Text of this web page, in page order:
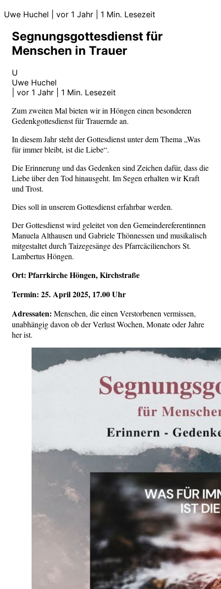
Uwe Huchel vor 1 Jahr 1 Min. Lesezeit
Segnungsgottesdienst für
Menschen in Trauer
U
Uwe Huchel
vor 1 Jahr 1 Min. Lesezeit
Zum zweiten Mal bieten wir in Höngen einen besonderen
Gedenkgottesdienst für Trauernde an.
In diesem Jahr steht der Gottesdienst unter dem Thema „Was
für immer bleibt, ist die Liebe“.
Die Erinnerung und das Gedenken sind Zeichen dafür, dass die
Liebe über den Tod hinausgeht. Im Segen erhalten wir Kraft
und Trost.
Dies soll in unserem Gottesdienst erfahrbar werden.
Der Gottesdienst wird geleitet von den Gemeindereferentinnen
Manuela Althausen und Gabriele Thönnessen und musikalisch
mitgestaltet durch Taizegesänge des Pfarrcäcilienchors St.
Lambertus Höngen.
Ort: Pfarrkirche Höngen, Kirchstraße
Termin: 25. April 2025, 17.00 Uhr
Adressaten: Menschen, die einen Verstorbenen vermissen,
unabhängig davon ob der Verlust Wochen, Monate oder Jahre
her ist.